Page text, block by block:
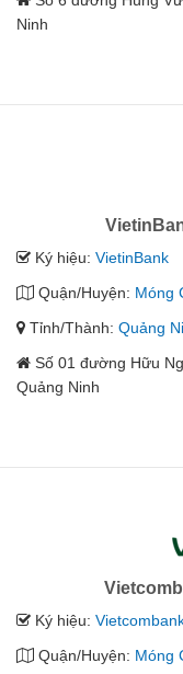
Ninh
Ký hiệu: VietinBank
Quận/Huyện: Móng
Tỉnh/Thành: Quảng
Số 01 đường Hữu
Quảng Ninh
Ký hiệu:
Quận/Huyện: Móng